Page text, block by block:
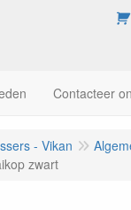
Contacteer
- Vikan
zwart